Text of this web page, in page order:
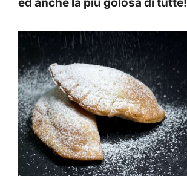
ed anche la più golosa di tutte!